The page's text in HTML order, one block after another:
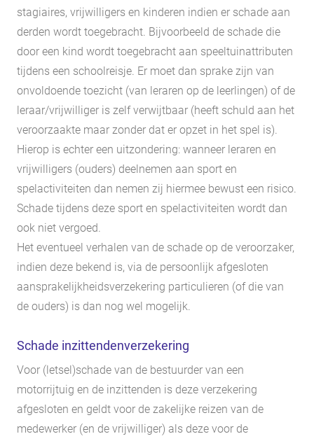
stagiaires, vrijwilligers en kinderen indien er schade aan
derden wordt toegebracht. Bijvoorbeeld de schade die
door een kind wordt toegebracht aan speeltuinattributen
tijdens een schoolreisje. Er moet dan sprake zijn van
onvoldoende toezicht (van leraren op de leerlingen) of de
leraar/vrijwilliger is zelf verwijtbaar (heeft schuld aan het
veroorzaakte maar zonder dat er opzet in het spel is).
Hierop is echter een uitzondering: wanneer leraren en
vrijwilligers (ouders) deelnemen aan sport en
spelactiviteiten dan nemen zij hiermee bewust een risico.
Schade tijdens deze sport en spelactiviteiten wordt dan
ook niet vergoed.
Het eventueel verhalen van de schade op de veroorzaker,
indien deze bekend is, via de persoonlijk afgesloten
aansprakelijkheidsverzekering particulieren (of die van
de ouders) is dan nog wel mogelijk.
Schade inzittendenverzekering
Voor (letsel)schade van de bestuurder van een
motorrijtuig en de inzittenden is deze verzekering
afgesloten en geldt voor de zakelijke reizen van de
medewerker (en de vrijwilliger) als deze voor de